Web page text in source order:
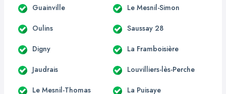
Guainville Le Mesnil-Simon
Oulins Saussay 28
Digny La Framboisière
Jaudrais Louvilliers-lès-Perche
Le Mesnil-Thomas La Puisaye